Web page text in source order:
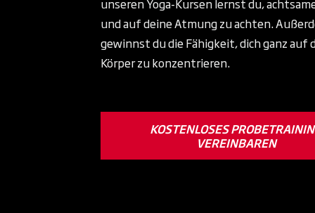
unseren Yoga-Kursen lernst du,
und auf deine Atmung zu achten.
gewinnst du die Fähigkeit, dich ganz auf
Körper zu konzentrieren.
KOSTENLOSES
VEREINBAREN